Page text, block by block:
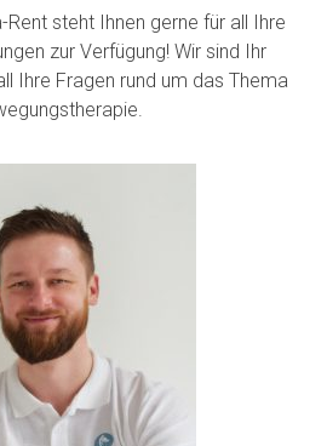
Rent steht Ihnen gerne für all Ihre
zur Verfügung! Wir sind Ihr
Ihre Fragen rund um das Thema